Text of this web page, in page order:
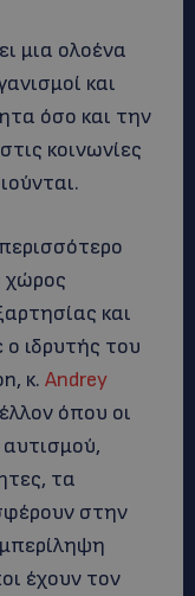
μια ολοένα
και
όσο και την
κοινωνίες
χώρος
και
ιδρυτής του
κ. Andrey
όπου οι
τα
στην
έχουν τον